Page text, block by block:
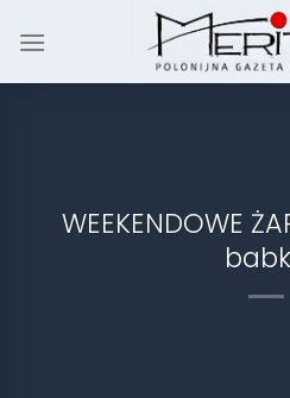
WEEKENDOWE